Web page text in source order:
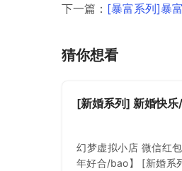
下一篇： [暴富系列]暴
猜你想看
[新婚系列] 新婚快
幻梦虚拟小店 微信红
年好合/bao】 [新婚系